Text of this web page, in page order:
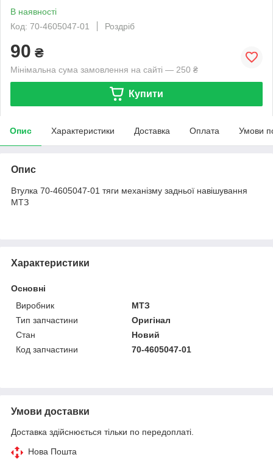
В наявності
Код: 70-4605047-01
Роздріб
90 ₴
Мінімальна сума замовлення на сайті — 250 ₴
Купити
Опис Характеристики Доставка Оплата Умови
Опис
Втулка 70-4605047-01 тяги механізму задньої навішування
МТЗ
Характеристики
Основні
Виробник
МТЗ
Тип запчастини
Оригінал
Стан
Новий
Код запчастини
70-4605047-01
Умови доставки
Доставка здійснюється тільки по передоплаті.
Нова Пошта